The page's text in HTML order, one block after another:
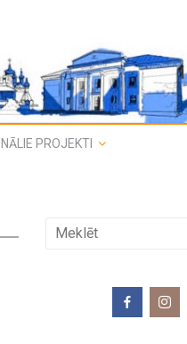
PROJEKTI